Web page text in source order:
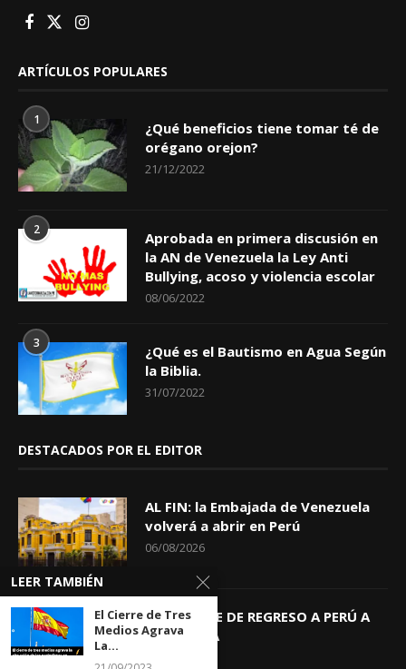
ARTÍCULOS POPULARES
1
¿Qué beneficios tiene tomar té de
orégano orejon?
21/12/2022
2
Aprobada en primera discusión en
la AN de Venezuela la Ley Anti
Bullying, acoso y violencia escolar
08/06/2022
3
¿Qué es el Bautismo en Agua Según
la Biblia.
31/07/2022
DESTACADOS POR EL EDITOR
AL FIN: la Embajada de Venezuela
volverá a abrir en Perú
06/08/2026
KEIKO TRAE DE REGRESO A PERÚ A
GIOVANNA
LEER TAMBIÉN
El Cierre de Tres
Medios Agrava
La...